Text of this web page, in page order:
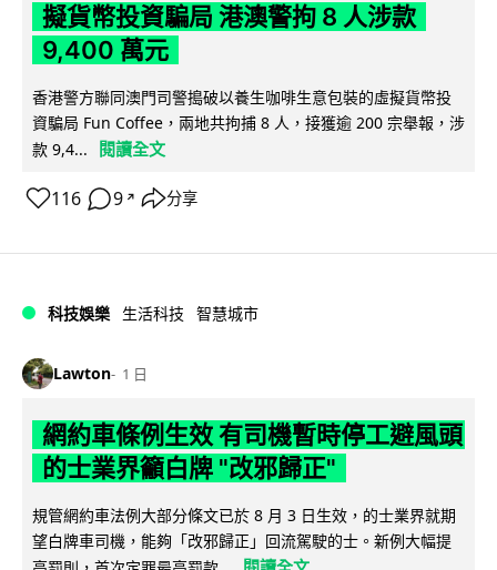
擬貨幣投資騙局 港澳警拘 8 人涉款
9,400 萬元
香港警方聯同澳門司警搗破以養生咖啡生意包裝的虛擬貨幣投
資騙局 Fun Coffee，兩地共拘捕 8 人，接獲逾 200 宗舉報，涉
款 9,4...
閱讀全文
116 9 ↗ 分享
科技娛樂 生活科技 智慧城市
Lawton 1 日
網約車條例生效 有司機暫時停工避風頭
的士業界籲白牌 "改邪歸正"
規管網約車法例大部分條文已於 8 月 3 日生效，的士業界就期
望白牌車司機，能夠「改邪歸正」回流駕駛的士。新例大幅提